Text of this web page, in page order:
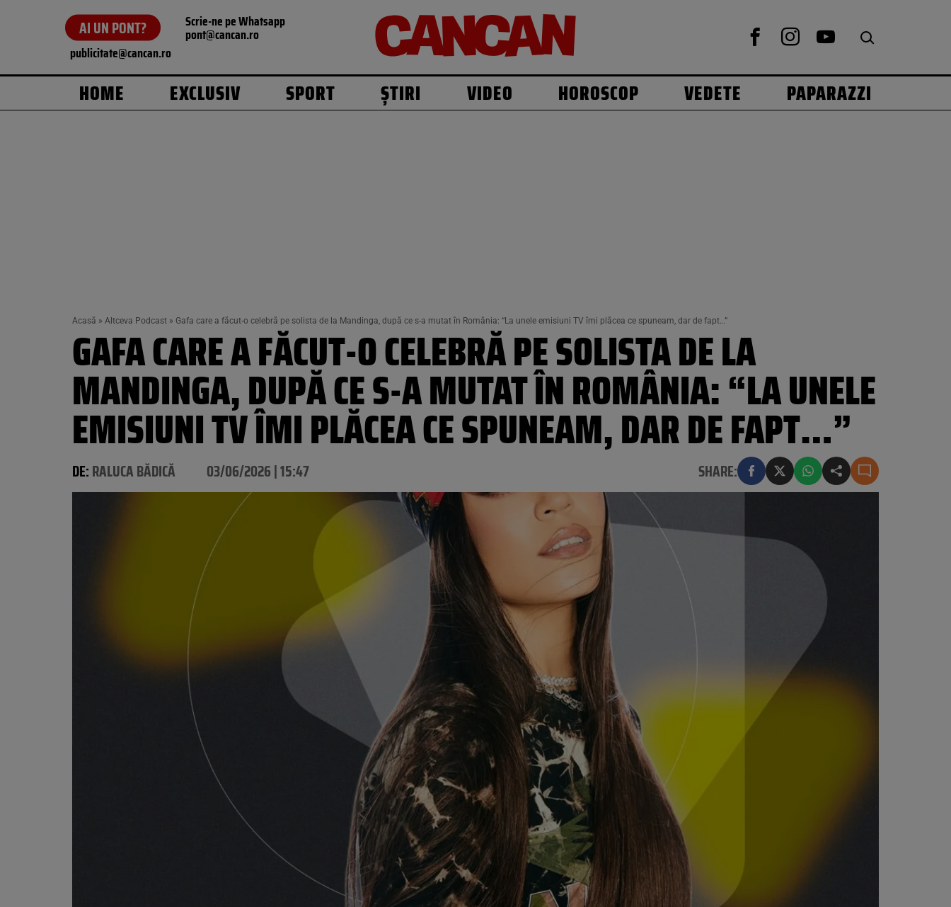
AI UN PONT? Scrie-ne pe Whatsapp
pont@cancan.ro
publicitate@cancan.ro
HOME EXCLUSIV SPORT ȘTIRI VIDEO HOROSCOP VEDETE PAPARAZZI
Acasă » Altceva Podcast » Gafa care a făcut-o celebră pe solista de la Mandinga, după ce s-a mutat în România: “La unele emisiuni TV îmi plăcea ce spuneam, dar de fapt…”
GAFA CARE A FĂCUT-O CELEBRĂ PE SOLISTA DE LA
MANDINGA, DUPĂ CE S-A MUTAT ÎN ROMÂNIA: “LA UNELE
EMISIUNI TV ÎMI PLĂCEA CE SPUNEAM, DAR DE FAPT…”
DE:RALUCA BĂDICĂ 03/06/2026 | 15:47 SHARE: